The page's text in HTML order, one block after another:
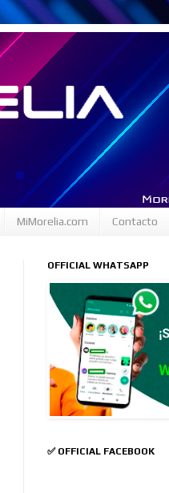
MiMorelia.com Contacto
OFFICIAL WHATSAPP
✅ OFFICIAL FACEBOOK